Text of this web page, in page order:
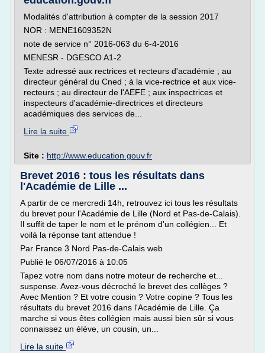
Modalités d'attribution à compter de la session 2017
NOR : MENE1609352N
note de service n° 2016-063 du 6-4-2016
MENESR - DGESCO A1-2
Texte adressé aux rectrices et recteurs d'académie ; au
directeur général du Cned ; à la vice-rectrice et aux vice-
recteurs ; au directeur de l'AEFE ; aux inspectrices et
inspecteurs d'académie-directrices et directeurs
académiques des services de...
Lire la suite
Site : http://www.education.gouv.fr
Brevet 2016 : tous les résultats dans
l'Académie de Lille ...
A partir de ce mercredi 14h, retrouvez ici tous les résultats
du brevet pour l'Académie de Lille (Nord et Pas-de-Calais).
Il suffit de taper le nom et le prénom d'un collégien... Et
voilà la réponse tant attendue !
Par France 3 Nord Pas-de-Calais web
Publié le 06/07/2016 à 10:05
Tapez votre nom dans notre moteur de recherche et...
suspense. Avez-vous décroché le brevet des collèges ?
Avec Mention ? Et votre cousin ? Votre copine ? Tous les
résultats du brevet 2016 dans l'Académie de Lille. Ça
marche si vous êtes collégien mais aussi bien sûr si vous
connaissez un élève, un cousin, un...
Lire la suite